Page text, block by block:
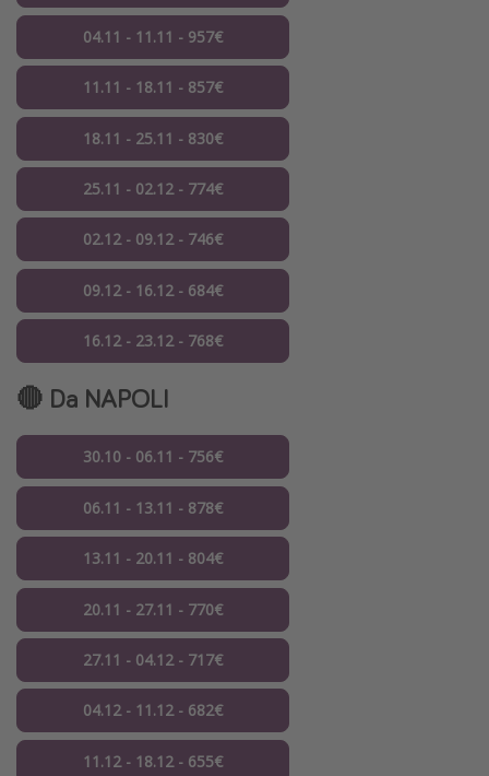
04.11 - 11.11 - 957€
11.11 - 18.11 - 857€
18.11 - 25.11 - 830€
25.11 - 02.12 - 774€
02.12 - 09.12 - 746€
09.12 - 16.12 - 684€
16.12 - 23.12 - 768€
🔴 Da NAPOLI
30.10 - 06.11 - 756€
06.11 - 13.11 - 878€
13.11 - 20.11 - 804€
20.11 - 27.11 - 770€
27.11 - 04.12 - 717€
04.12 - 11.12 - 682€
11.12 - 18.12 - 655€